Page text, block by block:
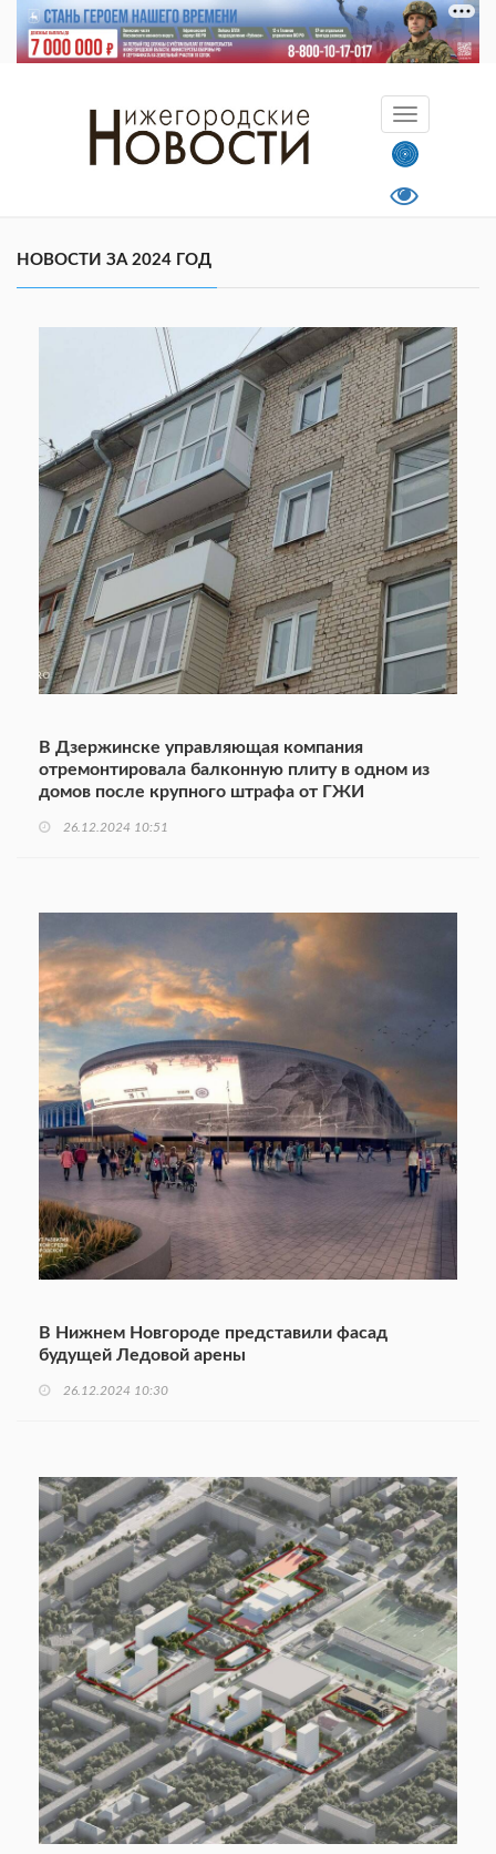
НОВОСТИ ЗА 2024 ГОД
В Дзержинске управляющая компания
отремонтировала балконную плиту в одном из
домов после крупного штрафа от ГЖИ
26.12.2024 10:51
В Нижнем Новгороде представили фасад
будущей Ледовой арены
26.12.2024 10:30